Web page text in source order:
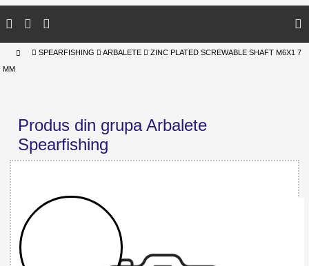
SPEARFISHING ARBALETE ZINC PLATED SCREWABLE SHAFT M6X1 7
MM
Produs din grupa Arbalete
Spearfishing